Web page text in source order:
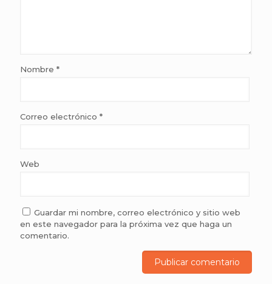
Nombre *
Correo electrónico *
Web
Guardar mi nombre, correo electrónico y sitio web
en este navegador para la próxima vez que haga un
comentario.